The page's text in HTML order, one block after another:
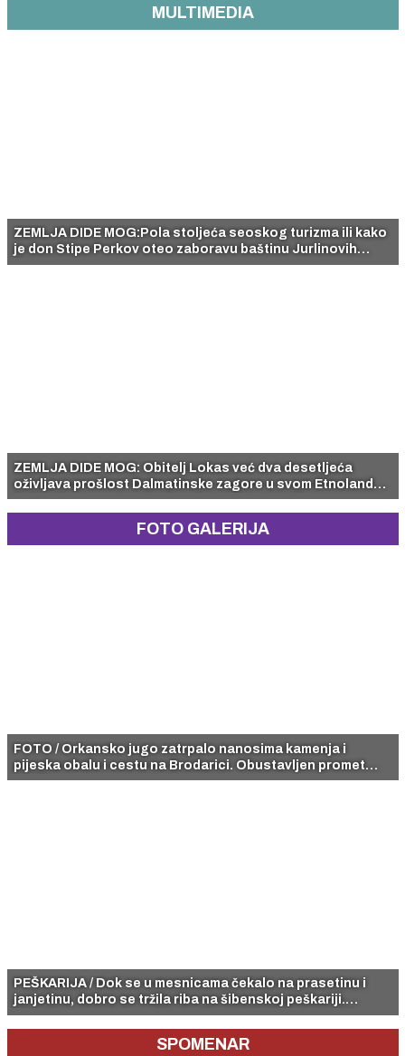
MULTIMEDIA
ZEMLJA DIDE MOG:Pola stoljeća seoskog turizma ili kako
je don Stipe Perkov oteo zaboravu baštinu Jurlinovih
dvora
ZEMLJA DIDE MOG: Obitelj Lokas već dva desetljeća
oživljava prošlost Dalmatinske zagore u svom Etnolandu
Dalmati,a ne zaziru ni od moderne tehnologije
FOTO GALERIJA
FOTO / Orkansko jugo zatrpalo nanosima kamenja i
pijeska obalu i cestu na Brodarici. Obustavljen promet
vozila.
PEŠKARIJA / Dok se u mesnicama čekalo na prasetinu i
janjetinu, dobro se tržila riba na šibenskoj peškariji.
Planule su (pre)skupe lignje, škampi i hobotnica, a hit su
bile odlične srdele.
SPOMENAR